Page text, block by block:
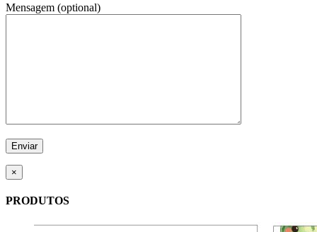
Mensagem (optional)
×
PRODUTOS